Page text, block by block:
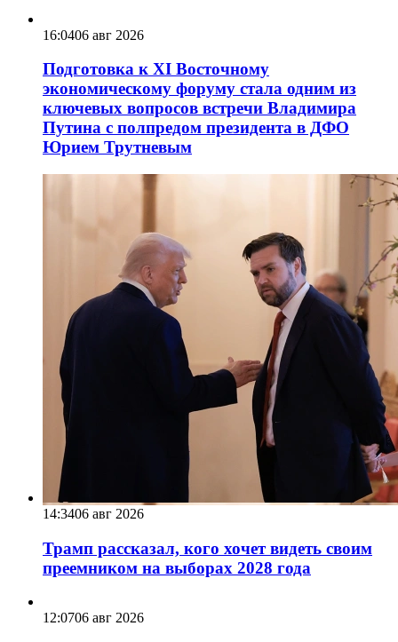
16:0406 авг 2026
Подготовка к XI Восточному
экономическому форуму стала одним из
ключевых вопросов встречи Владимира
Путина с полпредом президента в ДФО
Юрием Трутневым
14:3406 авг 2026
Трамп рассказал, кого хочет видеть своим
преемником на выборах 2028 года
12:0706 авг 2026